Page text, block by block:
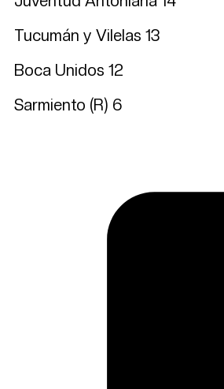
Tucumán y Vilelas 13
Boca Unidos 12
Sarmiento (R) 6